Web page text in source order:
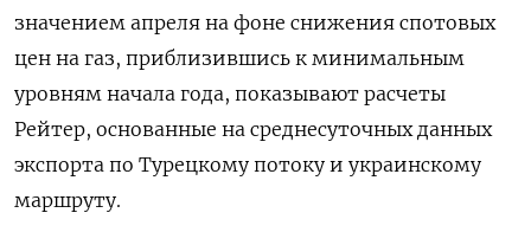
значением апреля на фоне снижения спотовых
цен на газ, приблизившись к минимальным
уровням начала года, показывают расчеты
Рейтер, основанные на среднесуточных данных
экспорта по Турецкому потоку и украинскому
маршруту.